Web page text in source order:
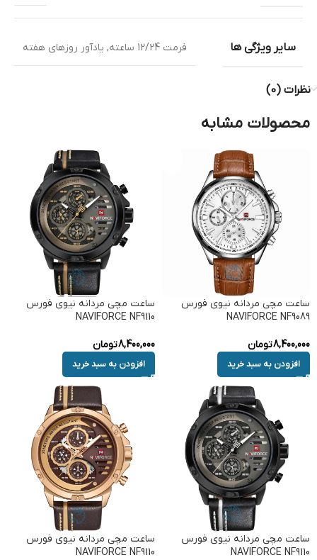
سایر ویژگی ها فرمت 12/24 ساعته , یادآور روزهای هفته
نظرات (0)
محصولات مشابه
ساعت مچی مردانه نیوی فورس
NAVIFORCE NF9089
8,400,000تومان
افزودن به سبد خرید
ساعت مچی مردانه نیوی فورس
NAVIFORCE NF9110
8,400,000تومان
افزودن به سبد خرید
ساعت مچی مردانه نیوی فورس
NAVIFORCE NF9110
ساعت مچی مردانه نیوی فورس
NAVIFORCE NF9110